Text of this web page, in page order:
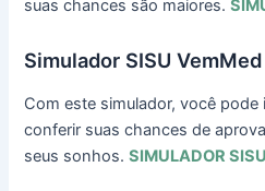
suas chances são maiores.
Simulador SISU VemMed
Com este simulador, você pode
conferir suas chances de
seus sonhos.SIMULADOR SISU